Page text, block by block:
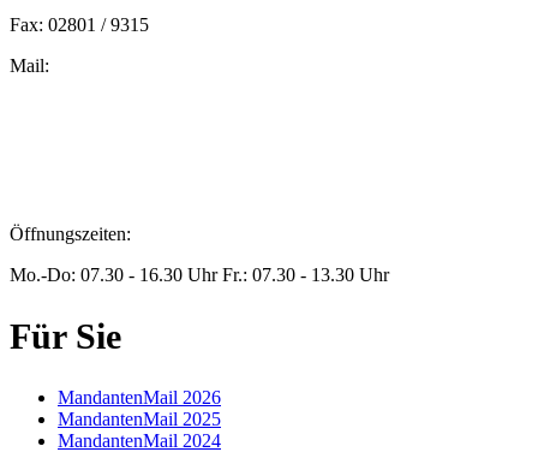
Fax: 02801 / 9315
Mail:
Öffnungszeiten:
Mo.-Do: 07.30 - 16.30 Uhr Fr.: 07.30 - 13.30 Uhr
Für Sie
MandantenMail 2026
MandantenMail 2025
MandantenMail 2024